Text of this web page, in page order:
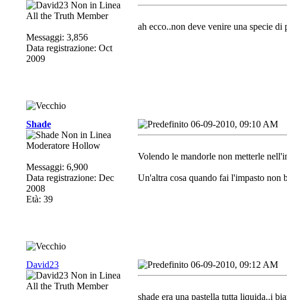
All the Truth Member
Messaggi: 3,856
Data registrazione: Oct
2009
ah ecco..non deve venire una specie
Shade
Moderatore Hollow
Messaggi: 6,900
Data registrazione: Dec
2008
Età: 39
06-09-2010, 09:10 AM
Volendo le mandorle non metterle
Un'altra cosa quando fai l'impasto non
David23
All the Truth Member
06-09-2010, 09:12 AM
shade era una pastella tutta liquida..i